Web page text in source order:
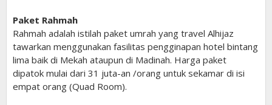
Paket Rahmah
Rahmah adalah istilah paket umrah yang travel Alhijaz
tawarkan menggunakan fasilitas pengginapan hotel bintang
lima baik di Mekah ataupun di Madinah. Harga paket
dipatok mulai dari 31 juta-an /orang untuk sekamar di isi
empat orang (Quad Room).